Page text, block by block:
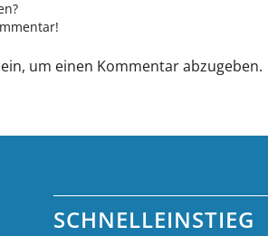
um einen Kommentar abzugeben.
SCHNELLEINSTIEG